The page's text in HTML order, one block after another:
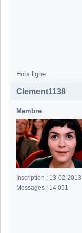
Hors ligne
Clement1138
Membre
Inscription : 13-02-2013
Messages : 14 051